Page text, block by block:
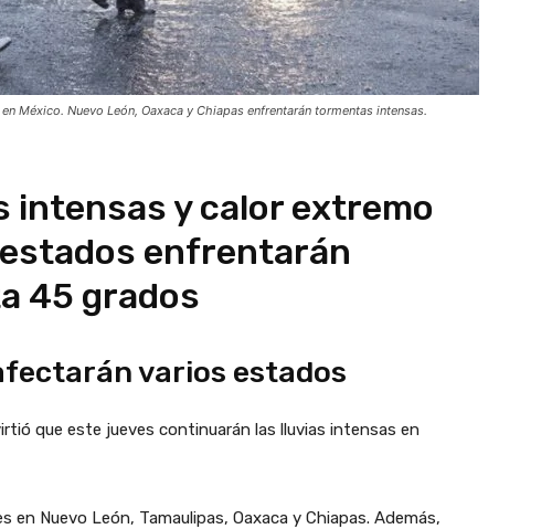
México. Nuevo León, Oaxaca y Chiapas enfrentarán tormentas intensas.
intensas y calor extremo
enfrentarán
45 grados
varios estados
que este jueves continuarán las lluvias intensas en
Nuevo León, Tamaulipas, Oaxaca y Chiapas. Además,